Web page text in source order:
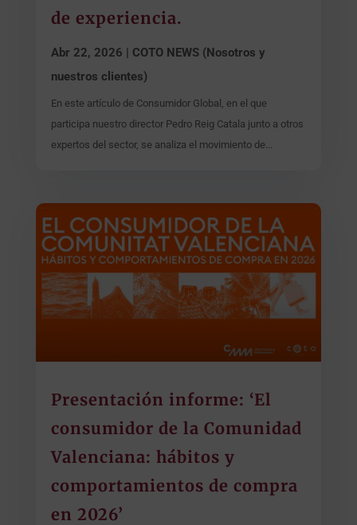
de experiencia.
Abr 22, 2026 | COTO NEWS (Nosotros y
nuestros clientes)
En este artículo de Consumidor Global, en el que
participa nuestro director Pedro Reig Catala junto a otros
expertos del sector, se analiza el movimiento de...
Presentación informe: ‘El
consumidor de la Comunidad
Valenciana: hábitos y
comportamientos de compra
en 2026’